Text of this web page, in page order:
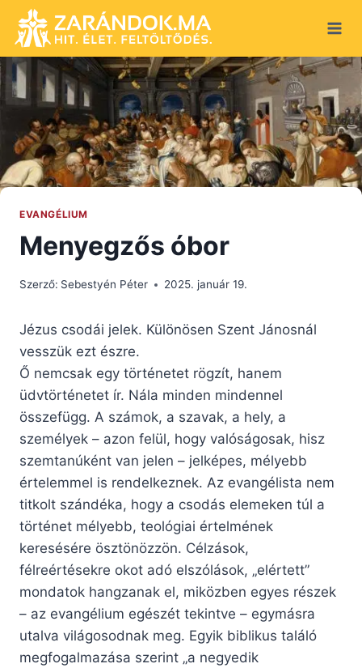
content
EVANGÉLIUM
Menyegzős óbor
Szerző: Sebestyén Péter 2025. január 19.
Jézus csodái jelek. Különösen Szent Jánosnál
vesszük ezt észre.
Ő nemcsak egy történetet rögzít, hanem
üdvtörténetet ír. Nála minden mindennel
összefügg. A számok, a szavak, a hely, a
személyek – azon felül, hogy valóságosak, hisz
szemtanúként van jelen – jelképes, mélyebb
értelemmel is rendelkeznek. Az evangélista nem
titkolt szándéka, hogy a csodás elemeken túl a
történet mélyebb, teológiai értelmének
keresésére ösztönözzön. Célzások,
félreértésekre okot adó elszólások, „elértett”
mondatok hangzanak el, miközben egyes részek
– az evangélium egészét tekintve – egymásra
utalva világosodnak meg. Egyik biblikus találó
megfogalmazása szerint „a negyedik